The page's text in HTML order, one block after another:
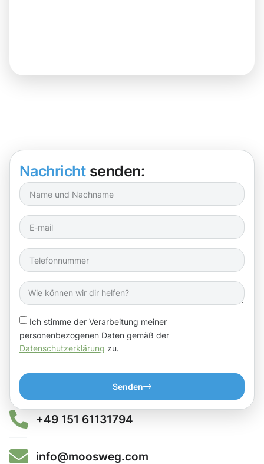
Nachricht senden:
Ich stimme der Verarbeitung meiner
personenbezogenen Daten gemäß der
Datenschutzerklärung zu.
Senden
+49 151 61131794
info@moosweg.com